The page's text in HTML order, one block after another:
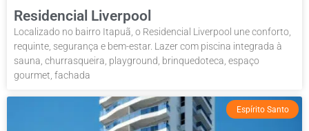
Residencial Liverpool
Localizado no bairro Itapuã, o Residencial Liverpool une conforto,
requinte, segurança e bem-estar. Lazer com piscina integrada à
sauna, churrasqueira, playground, brinquedoteca, espaço
gourmet, fachada
Espírito Santo